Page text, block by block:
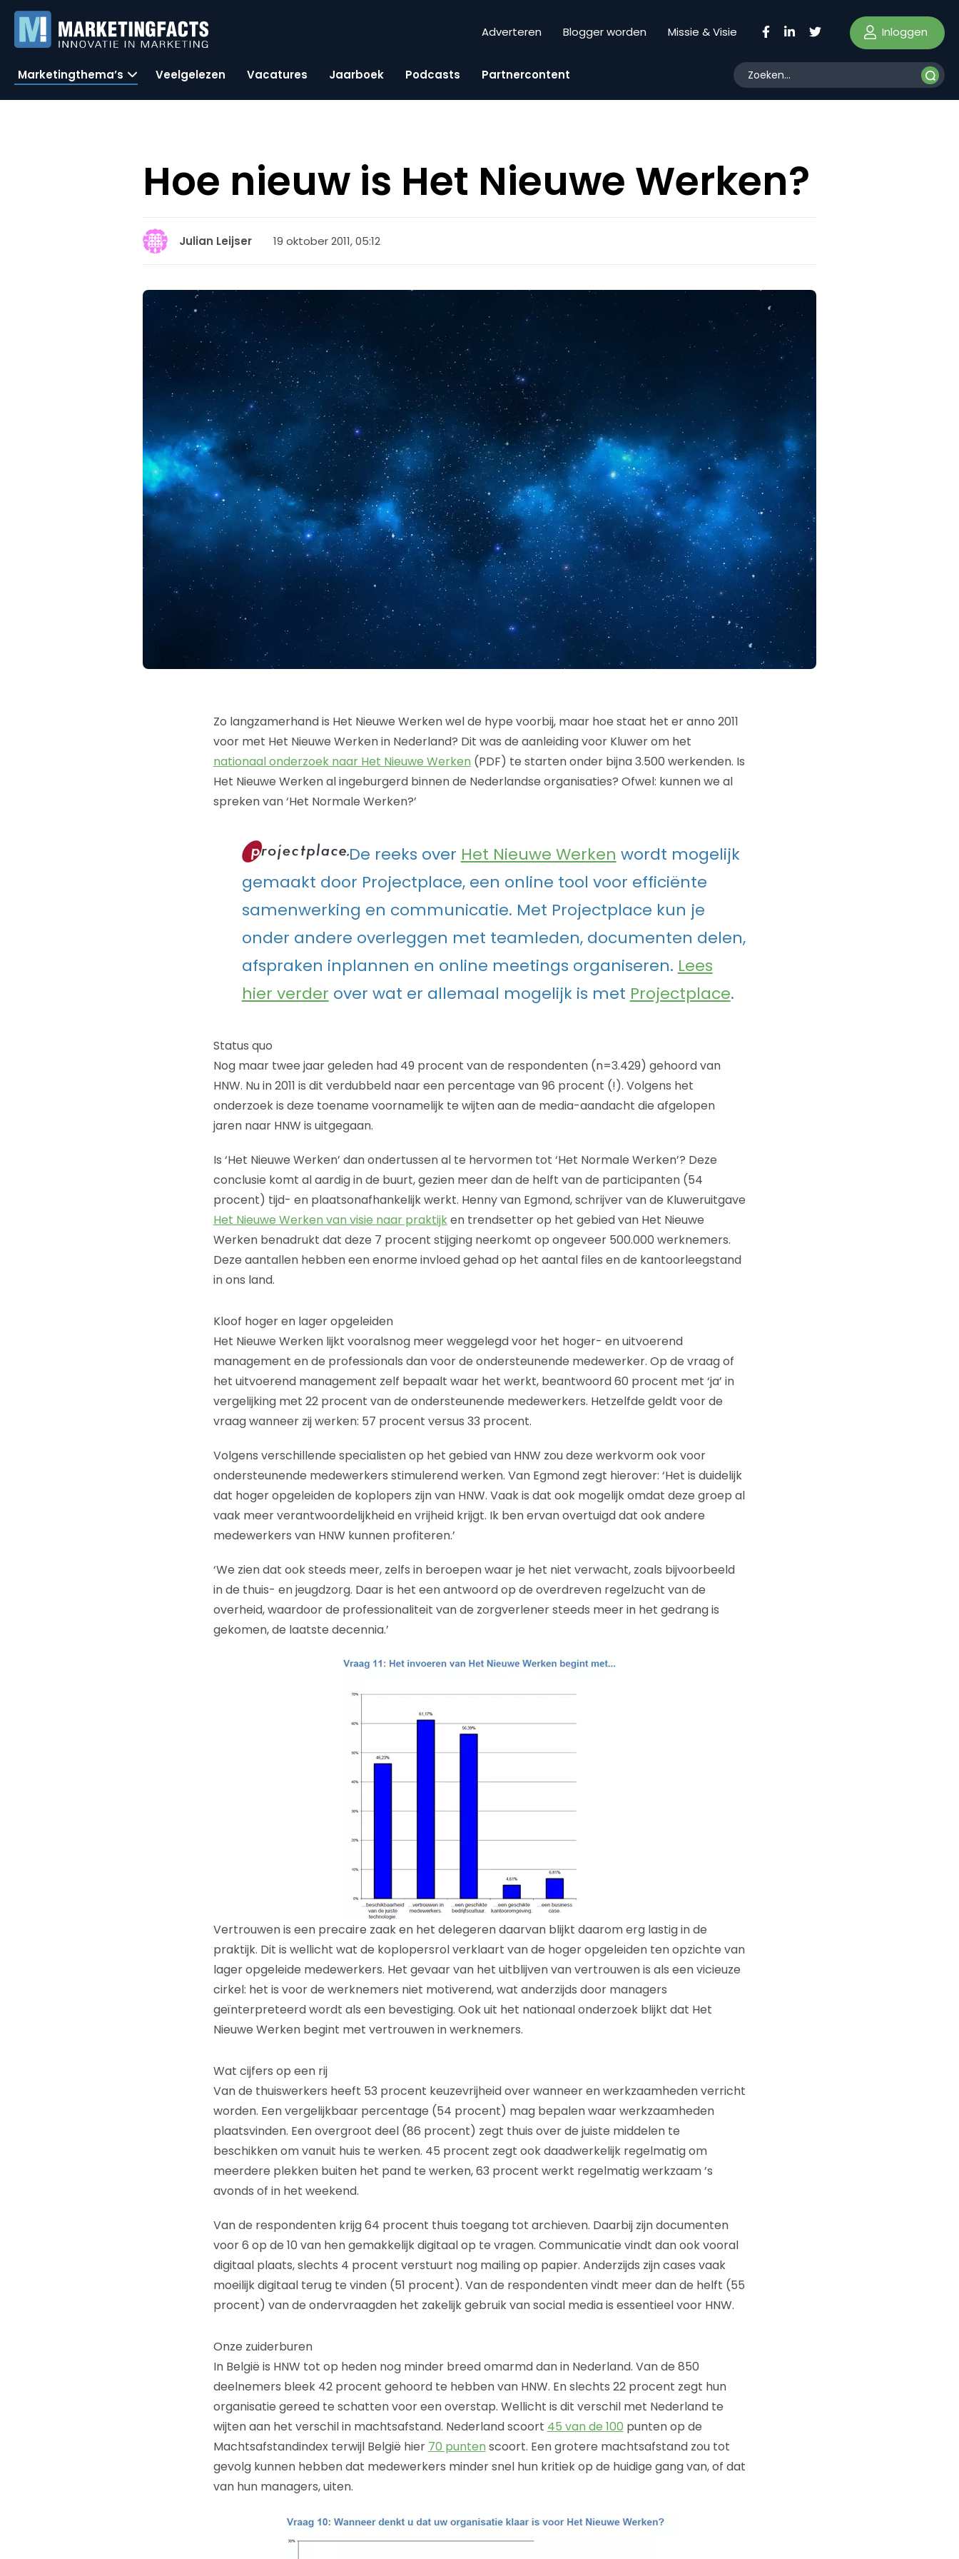
Adverteren Blogger worden Missie & Visie Inloggen
Marketingthema’s Veelgelezen Vacatures Jaarboek Podcasts Partnercontent
Hoe nieuw is Het Nieuwe Werken?
Julian Leijser 19 oktober 2011, 05:12
Zo langzamerhand is Het Nieuwe Werken wel de hype voorbij, maar hoe staat het er anno 2011
voor met Het Nieuwe Werken in Nederland? Dit was de aanleiding voor Kluwer om het
nationaal onderzoek naar Het Nieuwe Werken (PDF) te starten onder bijna 3.500 werkenden. Is
Het Nieuwe Werken al ingeburgerd binnen de Nederlandse organisaties? Ofwel: kunnen we al
spreken van ‘Het Normale Werken?’
De reeks over Het Nieuwe Werken wordt mogelijk
gemaakt door Projectplace, een online tool voor efficiënte
samenwerking en communicatie. Met Projectplace kun je
onder andere overleggen met teamleden, documenten delen,
afspraken inplannen en online meetings organiseren. Lees
hier verder over wat er allemaal mogelijk is met Projectplace.
Status quo
Nog maar twee jaar geleden had 49 procent van de respondenten (n=3.429) gehoord van
HNW. Nu in 2011 is dit verdubbeld naar een percentage van 96 procent (!). Volgens het
onderzoek is deze toename voornamelijk te wijten aan de media-aandacht die afgelopen
jaren naar HNW is uitgegaan.
Is ‘Het Nieuwe Werken’ dan ondertussen al te hervormen tot ‘Het Normale Werken’? Deze
conclusie komt al aardig in de buurt, gezien meer dan de helft van de participanten (54
procent) tijd- en plaatsonafhankelijk werkt. Henny van Egmond, schrijver van de Kluweruitgave
Het Nieuwe Werken van visie naar praktijken trendsetter op het gebied van Het Nieuwe
Werken benadrukt dat deze 7 procent stijging neerkomt op ongeveer 500.000 werknemers.
Deze aantallen hebben een enorme invloed gehad op het aantal files en de kantoorleegstand
in ons land.
Kloof hoger en lager opgeleiden
Het Nieuwe Werken lijkt vooralsnog meer weggelegd voor het hoger- en uitvoerend
management en de professionals dan voor de ondersteunende medewerker. Op de vraag of
het uitvoerend management zelf bepaalt waar het werkt, beantwoord 60 procent met ‘ja’ in
vergelijking met 22 procent van de ondersteunende medewerkers. Hetzelfde geldt voor de
vraag wanneer zij werken: 57 procent versus 33 procent.
Volgens verschillende specialisten op het gebied van HNW zou deze werkvorm ook voor
ondersteunende medewerkers stimulerend werken. Van Egmond zegt hierover: ‘Het is duidelijk
dat hoger opgeleiden de koplopers zijn van HNW. Vaak is dat ook mogelijk omdat deze groep al
vaak meer verantwoordelijkheid en vrijheid krijgt. Ik ben ervan overtuigd dat ook andere
medewerkers van HNW kunnen profiteren.’
‘We zien dat ook steeds meer, zelfs in beroepen waar je het niet verwacht, zoals bijvoorbeeld
in de thuis- en jeugdzorg. Daar is het een antwoord op de overdreven regelzucht van de
overheid, waardoor de professionaliteit van de zorgverlener steeds meer in het gedrang is
gekomen, de laatste decennia.’
Vertrouwen is een precaire zaak en het delegeren daarvan blijkt daarom erg lastig in de
praktijk. Dit is wellicht wat de koplopersrol verklaart van de hoger opgeleiden ten opzichte van
lager opgeleide medewerkers. Het gevaar van het uitblijven van vertrouwen is als een vicieuze
cirkel: het is voor de werknemers niet motiverend, wat anderzijds door managers
geïnterpreteerd wordt als een bevestiging. Ook uit het nationaal onderzoek blijkt dat Het
Nieuwe Werken begint met vertrouwen in werknemers.
Wat cijfers op een rij
Van de thuiswerkers heeft 53 procent keuzevrijheid over wanneer en werkzaamheden verricht
worden. Een vergelijkbaar percentage (54 procent) mag bepalen waar werkzaamheden
plaatsvinden. Een overgroot deel (86 procent) zegt thuis over de juiste middelen te
beschikken om vanuit huis te werken. 45 procent zegt ook daadwerkelijk regelmatig om
meerdere plekken buiten het pand te werken, 63 procent werkt regelmatig werkzaam ’s
avonds of in het weekend.
Van de respondenten krijg 64 procent thuis toegang tot archieven. Daarbij zijn documenten
voor 6 op de 10 van hen gemakkelijk digitaal op te vragen. Communicatie vindt dan ook vooral
digitaal plaats, slechts 4 procent verstuurt nog mailing op papier. Anderzijds zijn cases vaak
moeilijk digitaal terug te vinden (51 procent). Van de respondenten vindt meer dan de helft (55
procent) van de ondervraagden het zakelijk gebruik van social media is essentieel voor HNW.
Onze zuiderburen
In België is HNW tot op heden nog minder breed omarmd dan in Nederland. Van de 850
deelnemers bleek 42 procent gehoord te hebben van HNW. En slechts 22 procent zegt hun
organisatie gereed te schatten voor een overstap. Wellicht is dit verschil met Nederland te
wijten aan het verschil in machtsafstand. Nederland scoort 45 van de 100 punten op de
Machtsafstandindex terwijl België hier 70 punten scoort. Een grotere machtsafstand zou tot
gevolg kunnen hebben dat medewerkers minder snel hun kritiek op de huidige gang van, of dat
van hun managers, uiten.